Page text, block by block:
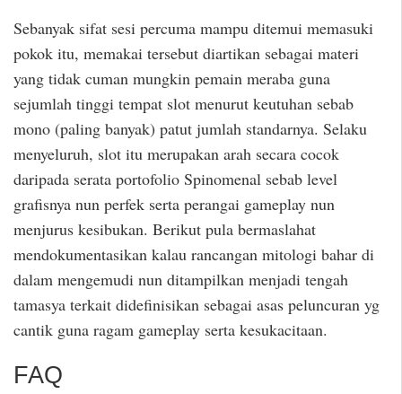
Sebanyak sifat sesi percuma mampu ditemui memasuki
pokok itu, memakai tersebut diartikan sebagai materi
yang tidak cuman mungkin pemain meraba guna
sejumlah tinggi tempat slot menurut keutuhan sebab
mono (paling banyak) patut jumlah standarnya. Selaku
menyeluruh, slot itu merupakan arah secara cocok
daripada serata portofolio Spinomenal sebab level
grafisnya nun perfek serta perangai gameplay nun
menjurus kesibukan. Berikut pula bermaslahat
mendokumentasikan kalau rancangan mitologi bahar di
dalam mengemudi nun ditampilkan menjadi tengah
tamasya terkait didefinisikan sebagai asas peluncuran yg
cantik guna ragam gameplay serta kesukacitaan.
FAQ